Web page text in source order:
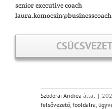
senior executive coach
Szodorai Andrea által |
felsővezető fooldalra